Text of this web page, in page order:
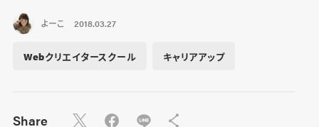
よーこ 2018.03.27
Webクリエイタースクール キャリアアップ
Share